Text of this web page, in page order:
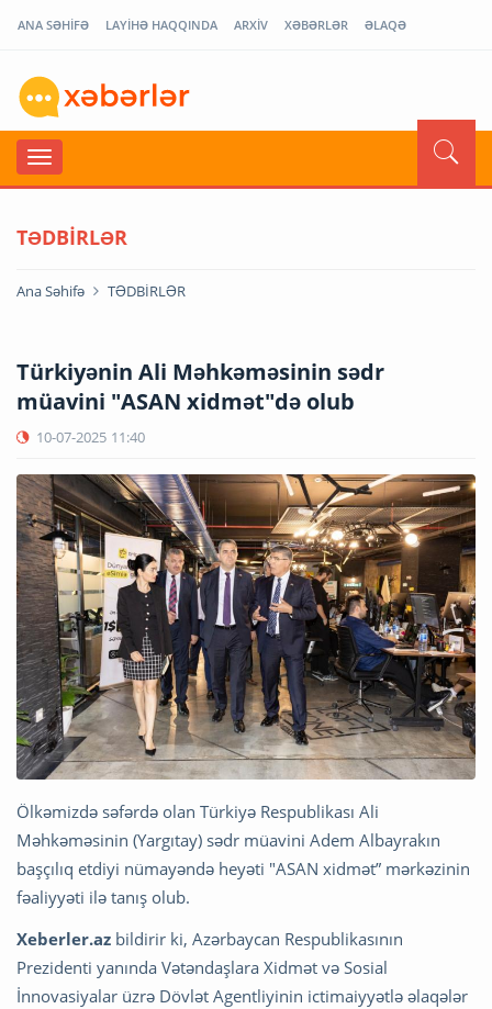
ANA SƏHİFƏ LAYİHƏ HAQQINDA ARXİV XƏBƏRLƏR ƏLAQƏ
TƏDBİRLƏR
Ana Səhifə TƏDBİRLƏR
Türkiyənin Ali Məhkəməsinin sədr
müavini "ASAN xidmət"də olub
10-07-2025 11:40
Ölkəmizdə səfərdə olan Türkiyə Respublikası Ali
Məhkəməsinin (Yargıtay) sədr müavini Adem Albayrakın
başçılıq etdiyi nümayəndə heyəti "ASAN xidmət” mərkəzinin
fəaliyyəti ilə tanış olub.
Xeberler.az bildirir ki, Azərbaycan Respublikasının
Prezidenti yanında Vətəndaşlara Xidmət və Sosial
İnnovasiyalar üzrə Dövlət Agentliyinin ictimaiyyətlə əlaqələr